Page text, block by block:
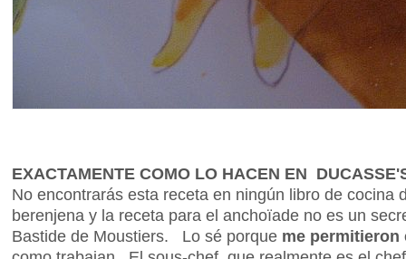
EXACTAMENTE COMO LO HACEN EN
No encontrarás esta receta en ningún libro de
berenjena y la receta para el anchoïade no es un
Bastide de Moustiers. Lo sé porque me permitieron